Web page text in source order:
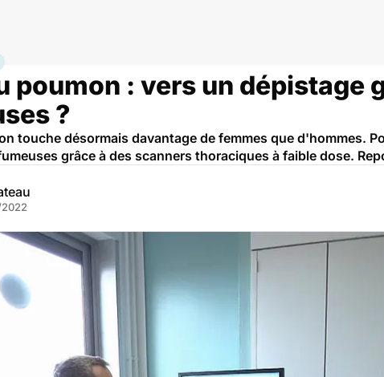
poumon : vers un dépistage
?
touche désormais davantage de femmes que d'hommes.
grâce à des scanners thoraciques à faible dose.
2022